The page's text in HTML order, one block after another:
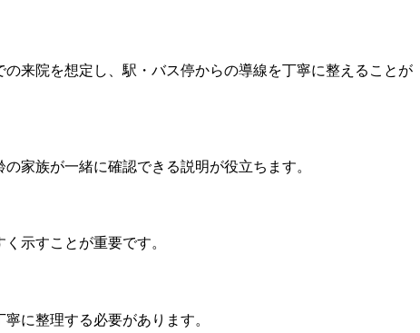
来院を想定し、駅・バス停からの導線を丁寧に整えることが
家族が一緒に確認できる説明が役立ちます。
示すことが重要です。
に整理する必要があります。